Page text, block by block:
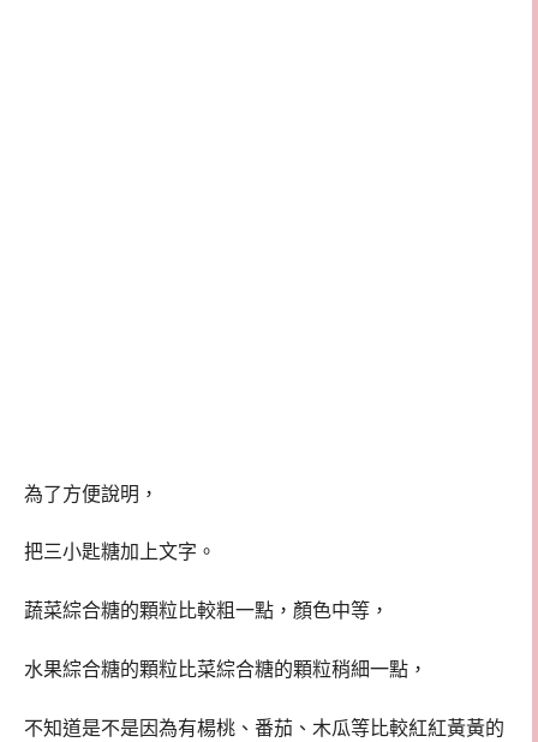
為了方便說明，
把三小匙糖加上文字。
蔬菜綜合糖的顆粒比較粗一點，顏色中等，
水果綜合糖的顆粒比菜綜合糖的顆粒稍細一點，
不知道是不是因為有楊桃、番茄、木瓜等比較紅紅黃黃的